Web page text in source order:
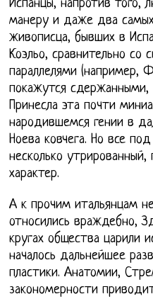
Испанцы, напротив того,
манеру и даже два самых
живописца, бывших в
Коэльо, сравнительно со
параллелями (например,
покажутся
Принесла эта почти
народившемся гении в
Ноева ковчега. Но все
несколько утрированный,
характер.
А к прочим итальянцам
относились враждебно,
кругах общества царили
началось дальнейшее
пластики. Анатомии,
закономерности